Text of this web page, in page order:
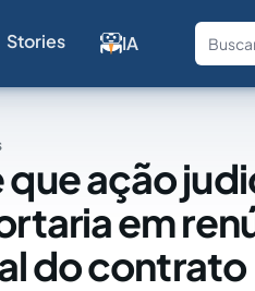
Stories IA
que ação
em
do contrato